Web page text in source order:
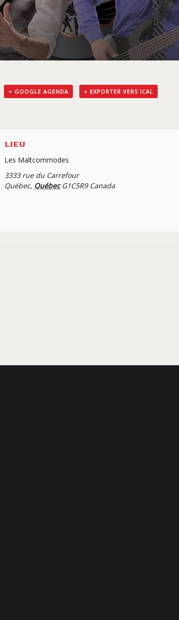
+ GOOGLE AGENDA + EXPORTER VERS ICAL
LIEU
Les Maltcommodes
3333 rue du Carrefour
Québec, Québec G1C5R9 Canada